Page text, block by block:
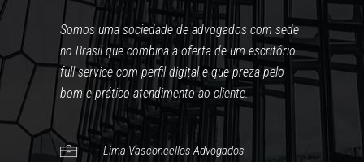
Somos uma sociedade de advogados com sede
no Brasil que combina a oferta de um escritório
full-service com perfil digital e que preza pelo
bom e prático atendimento ao cliente.
Lima Vasconcellos Advogados